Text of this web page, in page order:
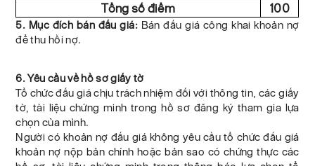
Tổng số điểm 100
5. Mục đích bán đấu giá:Bán đấu giá công khai khoản nợ
để thu hồi nợ.
6. Yêu cầu về hồ sơ giấy tờ
Tổ chức đấu giá chịu trách nhiệm đối với thông tin, các giấy
tờ, tài liệu chứng minh trong hồ sơ đăng ký tham gia lựa
chọn của mình.
Người có khoản nợ đấu giá không yêu cầu tổ chức đấu giá
khoản nợ nộp bản chính hoặc bản sao có chứng thực các